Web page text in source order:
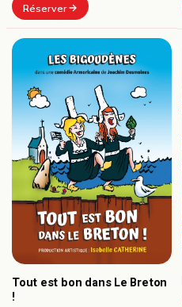
Réserver
Tout est bon dans Le Breton
!